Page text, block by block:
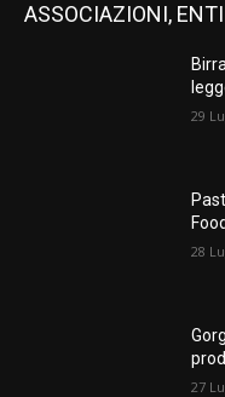
ASSOCIAZIONI,
29
28
27